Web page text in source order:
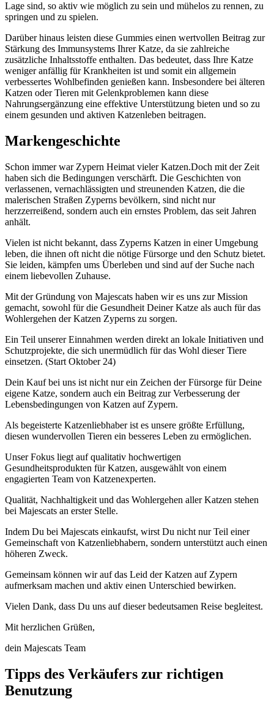
Lage sind, so aktiv wie möglich zu sein und mühelos zu rennen, zu
springen und zu spielen.
Darüber hinaus leisten diese Gummies einen wertvollen Beitrag zur
Stärkung des Immunsystems Ihrer Katze, da sie zahlreiche
zusätzliche Inhaltsstoffe enthalten. Das bedeutet, dass Ihre Katze
weniger anfällig für Krankheiten ist und somit ein allgemein
verbessertes Wohlbefinden genießen kann. Insbesondere bei älteren
Katzen oder Tieren mit Gelenkproblemen kann diese
Nahrungsergänzung eine effektive Unterstützung bieten und so zu
einem gesunden und aktiven Katzenleben beitragen.
Markengeschichte
Schon immer war Zypern Heimat vieler Katzen.Doch mit der Zeit
haben sich die Bedingungen verschärft. Die Geschichten von
verlassenen, vernachlässigten und streunenden Katzen, die die
malerischen Straßen Zyperns bevölkern, sind nicht nur
herzzerreißend, sondern auch ein ernstes Problem, das seit Jahren
anhält.
Vielen ist nicht bekannt, dass Zyperns Katzen in einer Umgebung
leben, die ihnen oft nicht die nötige Fürsorge und den Schutz bietet.
Sie leiden, kämpfen ums Überleben und sind auf der Suche nach
einem liebevollen Zuhause.
Mit der Gründung von Majescats haben wir es uns zur Mission
gemacht, sowohl für die Gesundheit Deiner Katze als auch für das
Wohlergehen der Katzen Zyperns zu sorgen.
Ein Teil unserer Einnahmen werden direkt an lokale Initiativen und
Schutzprojekte, die sich unermüdlich für das Wohl dieser Tiere
einsetzen. (Start Oktober 24)
Dein Kauf bei uns ist nicht nur ein Zeichen der Fürsorge für Deine
eigene Katze, sondern auch ein Beitrag zur Verbesserung der
Lebensbedingungen von Katzen auf Zypern.
Als begeisterte Katzenliebhaber ist es unsere größte Erfüllung,
diesen wundervollen Tieren ein besseres Leben zu ermöglichen.
Unser Fokus liegt auf qualitativ hochwertigen
Gesundheitsprodukten für Katzen, ausgewählt von einem
engagierten Team von Katzenexperten.
Qualität, Nachhaltigkeit und das Wohlergehen aller Katzen stehen
bei Majescats an erster Stelle.
Indem Du bei Majescats einkaufst, wirst Du nicht nur Teil einer
Gemeinschaft von Katzenliebhabern, sondern unterstützt auch einen
höheren Zweck.
Gemeinsam können wir auf das Leid der Katzen auf Zypern
aufmerksam machen und aktiv einen Unterschied bewirken.
Vielen Dank, dass Du uns auf dieser bedeutsamen Reise begleitest.
Mit herzlichen Grüßen,
dein Majescats Team
Tipps des Verkäufers zur richtigen
Benutzung